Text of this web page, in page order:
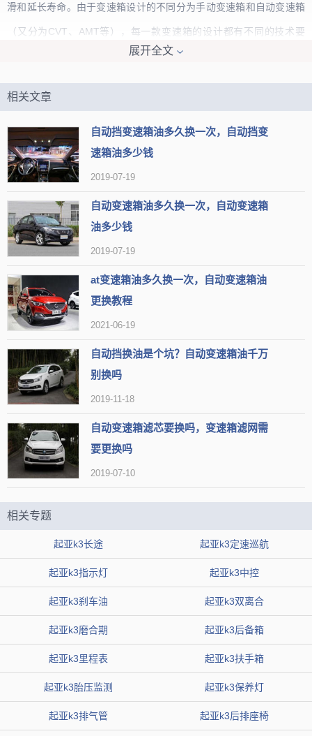
滑和延长寿命。由于变速箱设计的不同分为手动变速箱和自动变速箱
（又分为CVT、AMT等），每一款变速箱的设计都有不同的技术要
求，即使是同一型号的变速箱配置在不同的车型，其扭矩、重量、转
展开全文
相关文章
自动挡变速箱油多久换一次，自动挡变
速箱油多少钱
2019-07-19
自动变速箱油多久换一次，自动变速箱
油多少钱
2019-07-19
at变速箱油多久换一次，自动变速箱油
更换教程
2021-06-19
自动挡换油是个坑？自动变速箱油千万
别换吗
2019-11-18
自动变速箱滤芯要换吗，变速箱滤网需
要更换吗
2019-07-10
相关专题
起亚k3长途 起亚k3定速巡航
起亚k3指示灯 起亚k3中控
起亚k3刹车油 起亚k3双离合
起亚k3磨合期 起亚k3后备箱
起亚k3里程表 起亚k3扶手箱
起亚k3胎压监测 起亚k3保养灯
起亚k3排气管 起亚k3后排座椅